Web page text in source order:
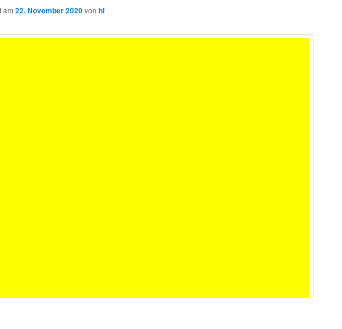
am 22. November 2020von hl